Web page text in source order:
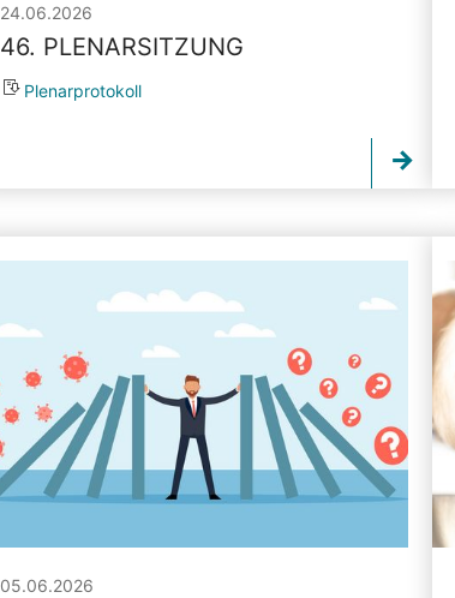
24.06.2026
46. PLENARSITZUNG
Plenarprotokoll
05.06.2026